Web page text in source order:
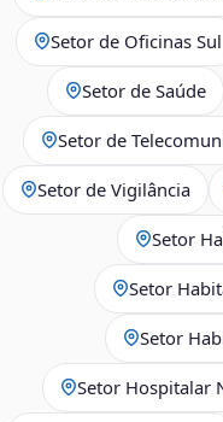
Setor de Oficinas Sul
Setor de Saúde
Setor de
Setor de Vigilância
Setor
Setor
Setor
Setor Hospitalar